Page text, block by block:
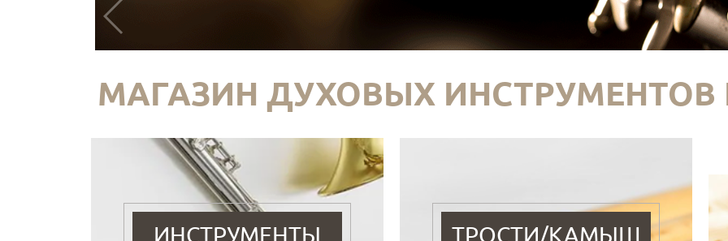
МАГАЗИН ДУХОВЫХ ИНСТРУМЕНТОВ
ИНСТРУМЕНТЫ ТРОСТИ/КАМЫШ